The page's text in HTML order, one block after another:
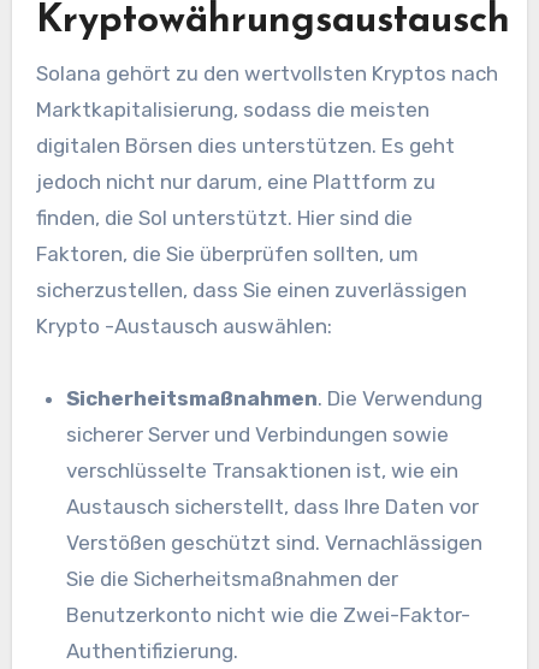
Kryptowährungsaustausch
Solana gehört zu den wertvollsten Kryptos nach
Marktkapitalisierung, sodass die meisten
digitalen Börsen dies unterstützen. Es geht
jedoch nicht nur darum, eine Plattform zu
finden, die Sol unterstützt. Hier sind die
Faktoren, die Sie überprüfen sollten, um
sicherzustellen, dass Sie einen zuverlässigen
Krypto -Austausch auswählen:
Sicherheitsmaßnahmen. Die Verwendung
sicherer Server und Verbindungen sowie
verschlüsselte Transaktionen ist, wie ein
Austausch sicherstellt, dass Ihre Daten vor
Verstößen geschützt sind. Vernachlässigen
Sie die Sicherheitsmaßnahmen der
Benutzerkonto nicht wie die Zwei-Faktor-
Authentifizierung.